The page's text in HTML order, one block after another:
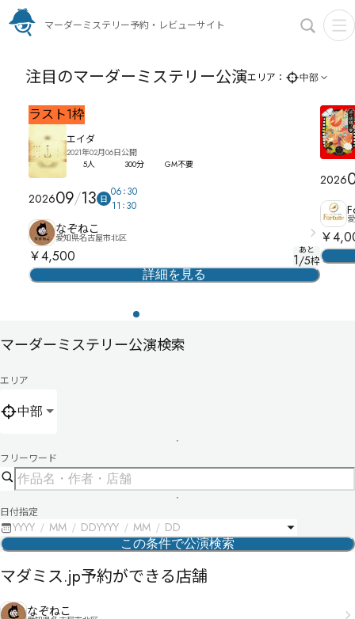
マーダーミステリー予約・レビューサイト
注目のマーダーミステリー公演エリア： 中部
ラスト1枠
エイダ
2021年02月06日公開
5人
300分 GM不要
202609 13 日 06 30
11 30
なぞねこ
愛知県名古屋市北区
￥4,500 あと
1/5枠
詳細を見る
2026
￥
マーダーミステリー公演検索
エリア
中部
フリーワード
日付指定
YYYY MM DDYYYY MM DD
この条件で公演検索
マダミス.jp予約ができる店舗
なぞねこ